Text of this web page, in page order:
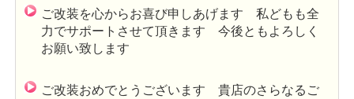
ご改装を心からお喜び申しあげます 私どもも全
力でサポートさせて頂きます 今後ともよろしく
お願い致します
ご改装おめでとうございます 貴店のさらなるご